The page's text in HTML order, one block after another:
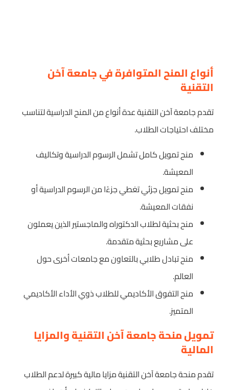
أنواع المنح المتوافرة في جامعة آخن
التقنية
تقدم جامعة آخن التقنية عدة أنواع من المنح الدراسية لتناسب
مختلف احتياجات الطلاب.
منح تمويل كامل تشمل الرسوم الدراسية وتكاليف
المعيشة.
منح تمويل جزئي تغطي جزءًا من الرسوم الدراسية أو
نفقات المعيشة.
منح بحثية لطلاب الدكتوراه والماجستير الذين يعملون
على مشاريع بحثية متقدمة.
منح تبادل طلابي بالتعاون مع جامعات أخرى حول
العالم.
منح التفوق الأكاديمي للطلاب ذوي الأداء الأكاديمي
المتميز.
تمويل منحة جامعة آخن التقنية والمزايا
المالية
تقدم منحة جامعة آخن التقنية مزايا مالية كبيرة لدعم الطلاب